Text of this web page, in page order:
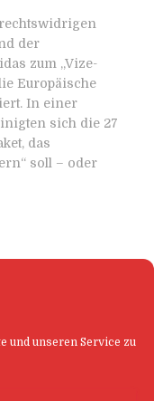
und unseren Service zu
der
zum „Vize-
Europäische
In einer
sich die 27
das
soll – oder